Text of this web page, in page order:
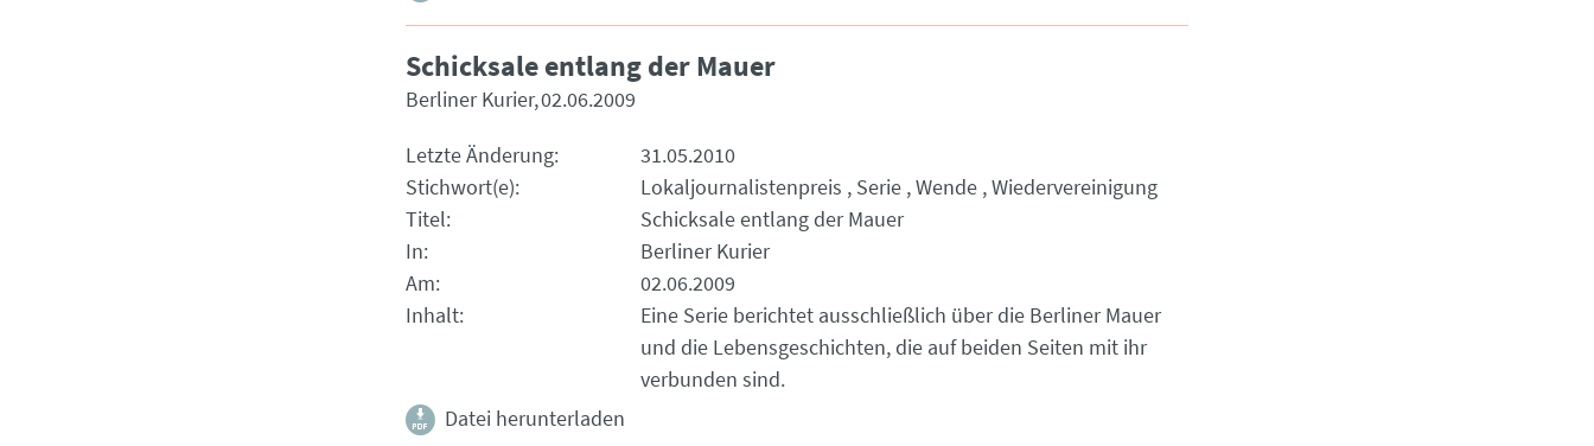
Schicksale entlang der Mauer
Berliner Kurier 02.06.2009
Letzte Änderung
31.05.2010
Stichwort(e)
Lokaljournalistenpreis Serie Wende Wiedervereinigung
Titel
Schicksale entlang der Mauer
In
Berliner Kurier
Am
02.06.2009
Inhalt
Eine Serie berichtet ausschließlich über die Berliner Mauer
und die Lebensgeschichten, die auf beiden Seiten mit ihr
verbunden sind.
Datei herunterladen